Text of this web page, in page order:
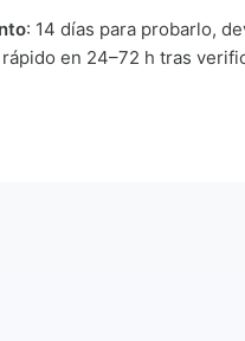
: 14 días para probarlo,
en 24–72 h tras